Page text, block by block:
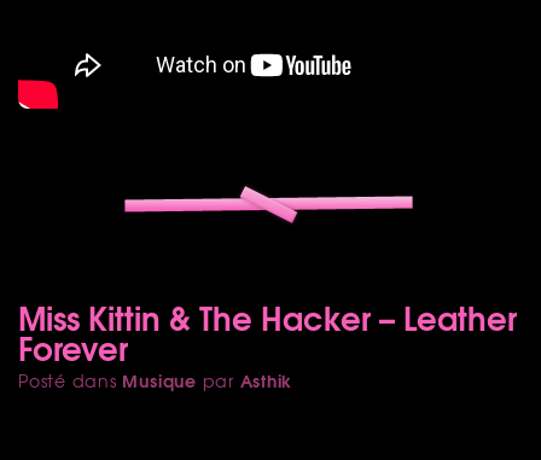
Miss Kittin & The Hacker – Leather
Forever
Posté dans Musique par Asthik